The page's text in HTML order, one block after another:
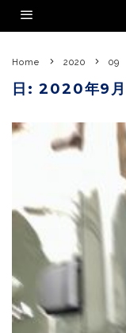
Home 2020 09
日:2020年9